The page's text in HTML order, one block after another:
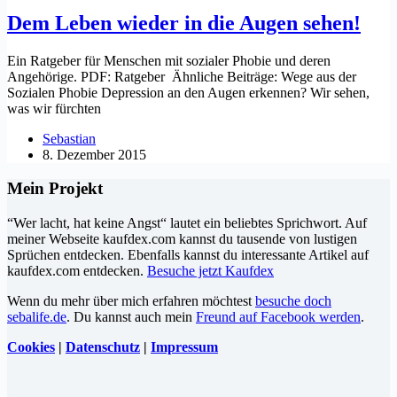
Dem Leben wieder in die Augen sehen!
Ein Ratgeber für Menschen mit sozialer Phobie und deren
Angehörige. PDF: Ratgeber Ähnliche Beiträge: Wege aus der
Sozialen Phobie Depression an den Augen erkennen? Wir sehen,
was wir fürchten
Sebastian
8. Dezember 2015
Mein Projekt
“Wer lacht, hat keine Angst“ lautet ein beliebtes Sprichwort. Auf
meiner Webseite kaufdex.com kannst du tausende von lustigen
Sprüchen entdecken. Ebenfalls kannst du interessante Artikel auf
kaufdex.com entdecken. Besuche jetzt Kaufdex
Wenn du mehr über mich erfahren möchtest besuche doch
sebalife.de. Du kannst auch mein Freund auf Facebook werden.
Cookies | Datenschutz | Impressum